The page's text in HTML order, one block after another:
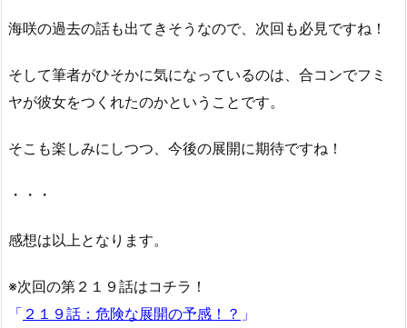
海咲の過去の話も出てきそうなので、次回も必見ですね！
そして筆者がひそかに気になっているのは、合コンでフミ
ヤが彼女をつくれたのかということです。
そこも楽しみにしつつ、今後の展開に期待ですね！
・・・
感想は以上となります。
※次回の第２１９話はコチラ！
「 ２１９話：危険な展開の予感！？ 」